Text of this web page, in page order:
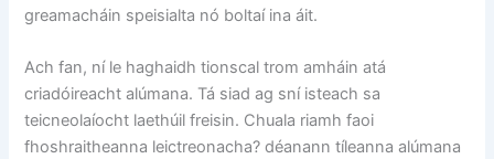
greamacháin speisialta nó boltaí ina áit.
Ach fan, ní le haghaidh tionscal trom amháin atá
criadóireacht alúmana. Tá siad ag sní isteach sa
teicneolaíocht laethúil freisin. Chuala riamh faoi
fhoshraitheanna leictreonacha? déanann tíleanna alúmana